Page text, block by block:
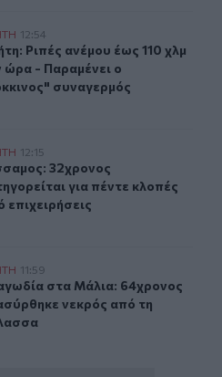
110 χλμ την ώρα - Παραμένει
12:54
Ριπές ανέμου έως 110 χλμ
Ριπές ανέμου έως 110 χλμ
ώρα - Παραμένει ο
συναγερμός
για πέντε κλοπές
12:15
32χρονος κατηγορείται
32χρονος
για πέντε κλοπές
επιχειρήσεις
ανασύρθηκε νεκρός
11:59
στα Μάλια: 64χρονος
στα Μάλια: 64χρονος
νεκρός από τη